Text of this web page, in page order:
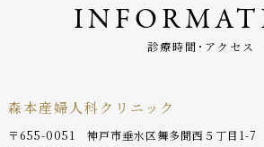
診療時間･アクセス
森本産婦人科クリニック
〒655-0051 神戸市垂水区舞多聞西５丁目1-7